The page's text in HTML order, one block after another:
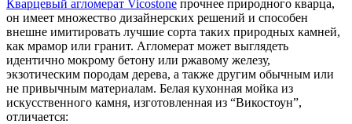
Кварцевый агломерат Vicostone прочнее природного кварца,
он имеет множество дизайнерских решений и способен
внешне имитировать лучшие сорта таких природных камней,
как мрамор или гранит. Агломерат может выглядеть
идентично мокрому бетону или ржавому железу,
экзотическим породам дерева, а также другим обычным или
не привычным материалам. Белая кухонная мойка из
искусственного камня, изготовленная из “Викостоун”,
отличается: